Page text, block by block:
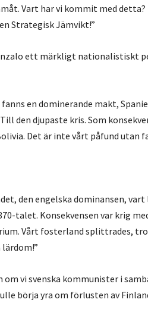
Vart har vi kommit med
Strategisk Jämvikt!”
ett märkligt nationalistiskt
en dominerande makt,
den djupaste kris. Som
Det är inte vårt påfund utan
den engelska dominansen,
talet. Konsekvensen var krig
Vårt fosterland splittrades,
vi svenska kommunister i
börja yra om förlusten av